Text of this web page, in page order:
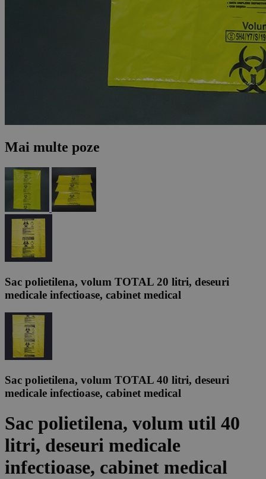
Mai multe poze
Sac polietilena, volum TOTAL 20 litri, deseuri
medicale infectioase, cabinet medical
Sac polietilena, volum TOTAL 40 litri, deseuri
medicale infectioase, cabinet medical
Sac polietilena, volum util 40
litri, deseuri medicale
infectioase, cabinet medical